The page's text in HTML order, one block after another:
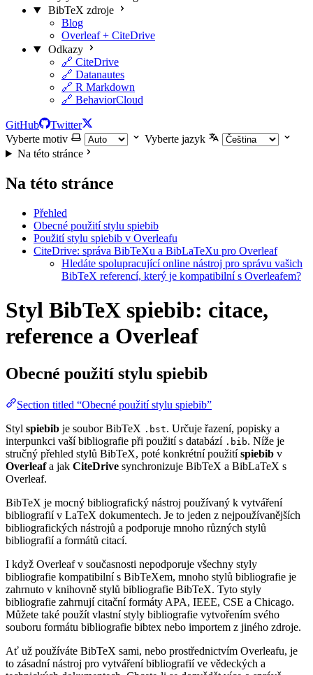
BibTeX zdroje
Blog
Overleaf + CiteDrive
Odkazy
🔗 CiteDrive
🔗 Datanautes
🔗 R Markdown
🔗 BehaviorCloud
GitHub
Twitter
Vyberte motiv
Vyberte jazyk
Na této stránce
Na této stránce
Přehled
Obecné použití stylu spiebib
Použití stylu spiebib v Overleafu
CiteDrive: správa BibTeXu a BibLaTeXu pro Overleaf
Hledáte spolupracující online nástroj pro správu vašich
BibTeX referencí, který je kompatibilní s Overleafem?
Styl BibTeX spiebib: citace,
reference a Overleaf
Obecné použití stylu spiebib
Section titled “Obecné použití stylu spiebib”
Styl spiebib je soubor BibTeX .bst. Určuje řazení, popisky a
interpunkci vaší bibliografie při použití s databází .bib. Níže je
stručný přehled stylů BibTeX, poté konkrétní použitíspiebib v
Overleafa jak CiteDrive synchronizuje BibTeX a BibLaTeX s
Overleaf.
BibTeX je mocný bibliografický nástroj používaný k vytváření
bibliografií v LaTeX dokumentech. Je to jeden z nejpoužívanějších
bibliografických nástrojů a podporuje mnoho různých stylů
bibliografií a formátů citací.
I když Overleaf v současnosti nepodporuje všechny styly
bibliografie kompatibilní s BibTeXem, mnoho stylů bibliografie je
zahrnuto v knihovně stylů bibliografie BibTeX. Tyto styly
bibliografie zahrnují citační formáty APA, IEEE, CSE a Chicago.
Můžete také použít vlastní styly bibliografie vytvořením svého
souboru formátu bibliografie bibtex nebo importem z jiného zdroje.
Ať už používáte BibTeX sami, nebo prostřednictvím Overleafu, je
to zásadní nástroj pro vytváření bibliografií ve vědeckých a